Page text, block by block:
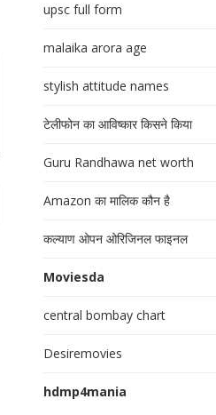
upsc full form
malaika arora age
stylish attitude names
टेलीफोन का आविष्कार किसने किया
Guru Randhawa net worth
Amazon का मालिक कौन है
कल्याण ओपन ओरिजिनल फाइनल
Moviesda
central bombay chart
Desiremovies
hdmp4mania